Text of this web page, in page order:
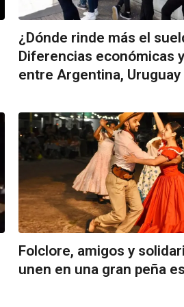
¿Dónde rinde más el
Diferencias económicas
entre Argentina, Uruguay
Folclore, amigos y
unen en una gran peña